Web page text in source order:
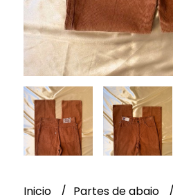
Inicio
Partes de abajo